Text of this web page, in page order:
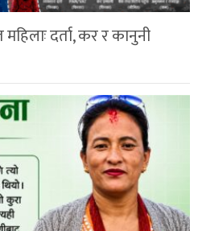
दर्ता, कर र कानुनी